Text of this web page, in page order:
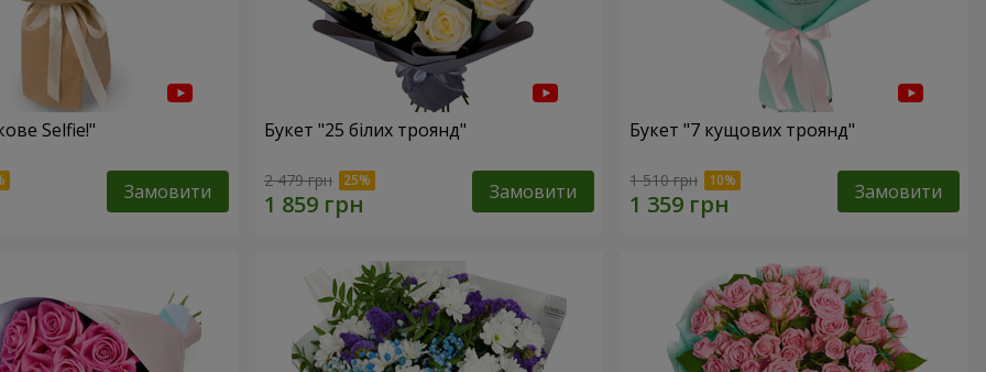
Selfie!"
Замовити
Букет "25 білих троянд"
2 479 грн Замовити
Букет "7 кущових троянд"
1 510 грн Замовити